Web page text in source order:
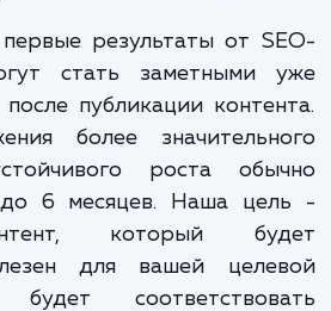
свяжитесь с нами.